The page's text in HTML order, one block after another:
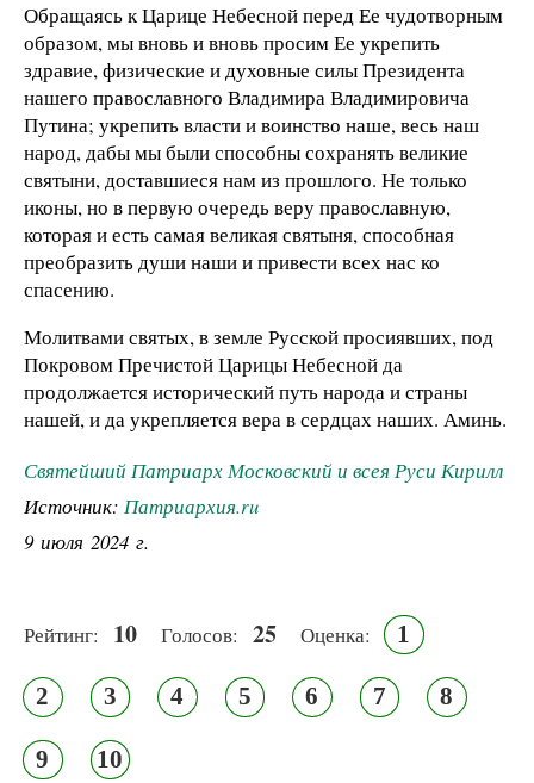
Обращаясь к Царице Небесной перед Ее чудотворным
образом, мы вновь и вновь просим Ее укрепить
здравие, физические и духовные силы Президента
нашего православного Владимира Владимировича
Путина; укрепить власти и воинство наше, весь наш
народ, дабы мы были способны сохранять великие
святыни, доставшиеся нам из прошлого. Не только
иконы, но в первую очередь веру православную,
которая и есть самая великая святыня, способная
преобразить души наши и привести всех нас ко
спасению.
Молитвами святых, в земле Русской просиявших, под
Покровом Пречистой Царицы Небесной да
продолжается исторический путь народа и страны
нашей, и да укрепляется вера в сердцах наших. Аминь.
Святейший Патриарх Московский и всея Руси Кирилл
Источник: Патриархия.ru
9 июля 2024 г.
Рейтинг: 10 Голосов: 25 Оценка: 1
2 3 4 5 6 7 8
9 10